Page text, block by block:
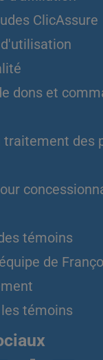
ClicAssure
dons et
traitement des
témoins
de
témoins